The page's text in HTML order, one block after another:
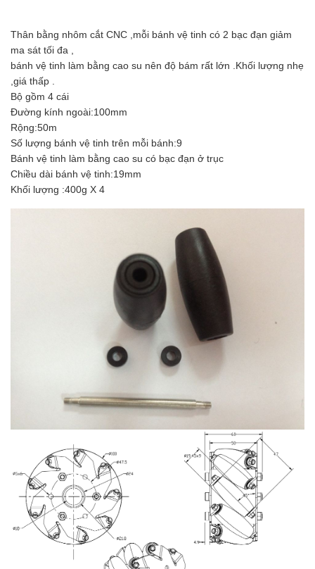
Thân bằng nhôm cắt CNC ,mỗi bánh vệ tinh có 2 bạc đạn giảm
ma sát tối đa ,
bánh vệ tinh làm bằng cao su nên độ bám rất lớn .Khối lượng nhẹ
,giá thấp .
Bộ gồm 4 cái
Đường kính ngoài:100mm
Rộng:50m
Số lượng bánh vệ tinh trên mỗi bánh:9
Bánh vệ tinh làm bằng cao su có bạc đạn ở trục
Chiều dài bánh vệ tinh:19mm
Khối lượng :400g X 4